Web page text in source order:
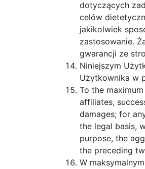
dotyczących
celów
jakikolwiek
zastosowanie.
gwarancji ze
Niniejszym
Użytkownika w
To the
affiliates,
damages; for
the legal basis,
purpose, the
the preceding
W